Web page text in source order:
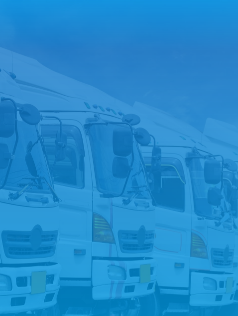
お問い合わせフォームへ
LINEでお問い合わせ
トラック買取を